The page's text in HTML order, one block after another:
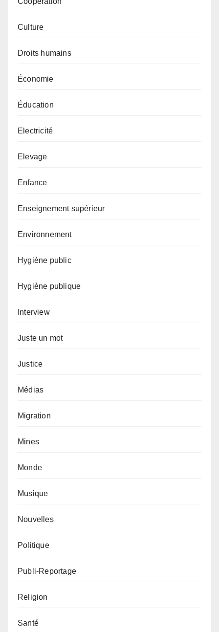
Culture
Droits humains
Économie
Éducation
Electricité
Elevage
Enfance
Enseignement supérieur
Environnement
Hygiène public
Hygiène publique
Interview
Juste un mot
Justice
Médias
Migration
Mines
Monde
Musique
Nouvelles
Politique
Publi-Reportage
Religion
Santé